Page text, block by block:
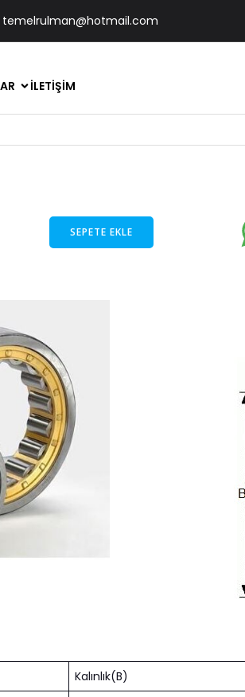
temelrulman@hotmail.com
İLETIŞIM
SEPETE EKLE
Kalınlık(B)